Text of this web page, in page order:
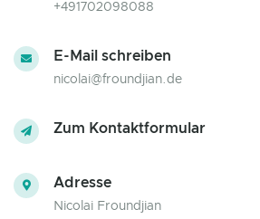
+491702098088
E-Mail schreiben
nicolai@froundjian.de
Zum Kontaktformular
Adresse
Nicolai Froundjian